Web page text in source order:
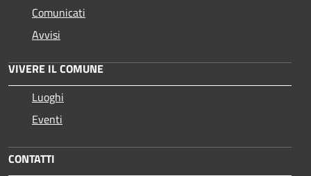
Comunicati
Avvisi
VIVERE IL COMUNE
Luoghi
Eventi
CONTATTI